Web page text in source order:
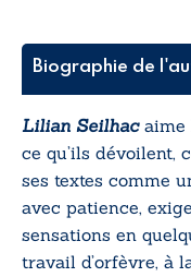
Biographie de
Lilian Seilhacaime
ce qu’ils dévoilent,
ses textes comme
avec patience,
sensations en
travail d’orfèvre, à